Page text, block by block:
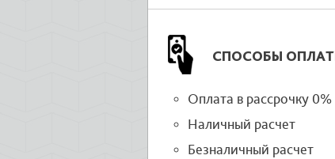
СПОСОБЫ
Оплата в рассрочку 0%
Наличный расчет
Безналичный расчет